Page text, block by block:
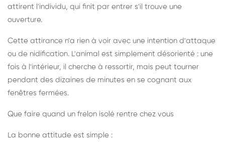
attirent l'individu, qui finit par entrer s'il trouve une
ouverture.
Cette attirance n'a rien à voir avec une intention d'attaque
ou de nidification. L'animal est simplement désorienté : une
fois à l'intérieur, il cherche à ressortir, mais peut tourner
pendant des dizaines de minutes en se cognant aux
fenêtres fermées.
Que faire quand un frelon isolé rentre chez vous
La bonne attitude est simple :